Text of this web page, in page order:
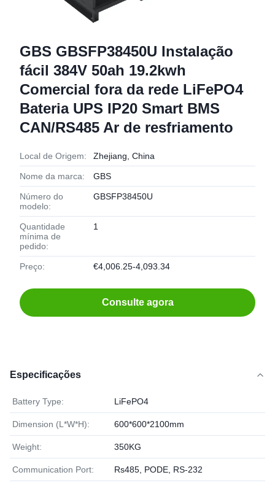
GBS GBSFP38450U Instalação
fácil 384V 50ah 19.2kwh
Comercial fora da rede LiFePO4
Bateria UPS IP20 Smart BMS
CAN/RS485 Ar de resfriamento
Local de Origem: Zhejiang, China
Nome da marca: GBS
Número do
modelo:
GBSFP38450U
Quantidade
mínima de
pedido:
1
Preço: €4,006.25-4,093.34
Consulte agora
Especificações
Battery Type: LiFePO4
Dimension (L*W*H): 600*600*2100mm
Weight: 350KG
Communication Port: Rs485, PODE, RS-232